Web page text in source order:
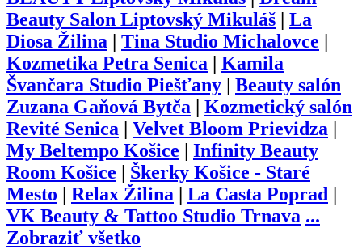
Beauty Salon Liptovský Mikuláš | La
Diosa Žilina | Tina Studio Michalovce |
Kozmetika Petra Senica | Kamila
Švančara Studio Piešťany | Beauty salón
Zuzana Gaňová Bytča | Kozmetický salón
Revité Senica | Velvet Bloom Prievidza |
My Beltempo Košice | Infinity Beauty
Room Košice | Škerky Košice - Staré
Mesto | Relax Žilina | La Casta Poprad |
VK Beauty & Tattoo Studio Trnava ...
Zobraziť všetko